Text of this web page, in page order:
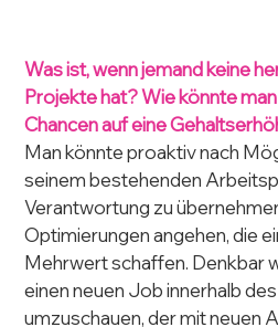
Was ist, wenn jemand keine
Projekte hat? Wie könnte
Chancen auf eine
Man könnte proaktiv nach
seinem bestehenden
Verantwortung zu
Optimierungen angehen, die
Mehrwert schaffen. Denkbar
einen neuen Job innerhalb
umzuschauen, der mit neuen